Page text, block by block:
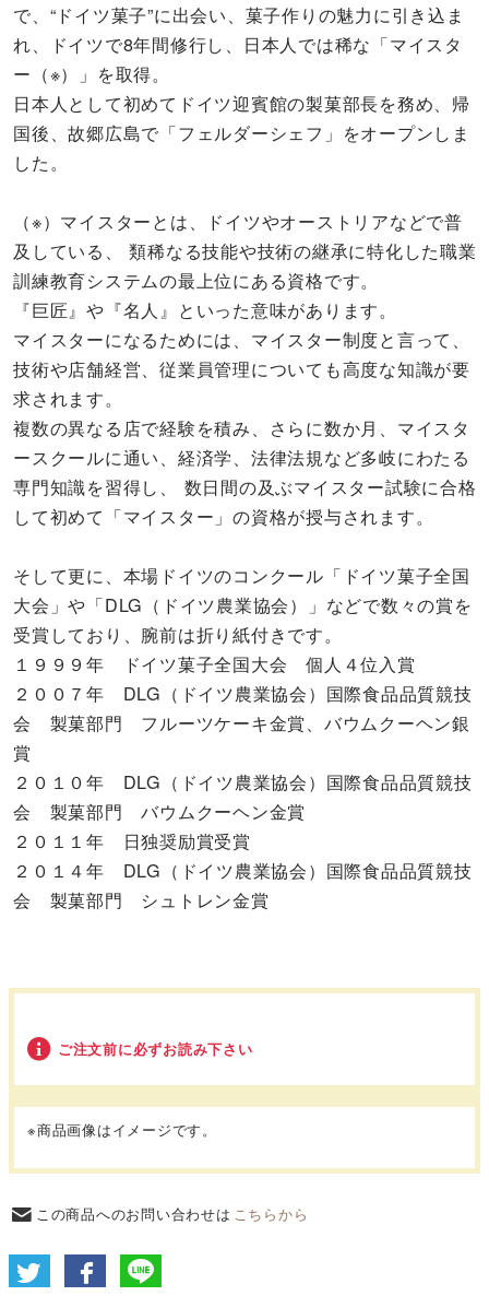
で、“ドイツ菓子”に出会い、菓子作りの魅力に引き込ま
れ、ドイツで8年間修行し、日本人では稀な「マイスタ
ー（※）」を取得。
日本人として初めてドイツ迎賓館の製菓部長を務め、帰
国後、故郷広島で「フェルダーシェフ」をオープンしま
した。
（※）マイスターとは、ドイツやオーストリアなどで普
及している、 類稀なる技能や技術の継承に特化した職業
訓練教育システムの最上位にある資格です。
『巨匠』や『名人』といった意味があります。
マイスターになるためには、マイスター制度と言って、
技術や店舗経営、従業員管理についても高度な知識が要
求されます。
複数の異なる店で経験を積み、さらに数か月、マイスタ
ースクールに通い、経済学、法律法規など多岐にわたる
専門知識を習得し、 数日間の及ぶマイスター試験に合格
して初めて「マイスター」の資格が授与されます。
そして更に、本場ドイツのコンクール「ドイツ菓子全国
大会」や「DLG（ドイツ農業協会）」などで数々の賞を
受賞しており、腕前は折り紙付きです。
１９９９年 ドイツ菓子全国大会 個人４位入賞
２００７年 DLG（ドイツ農業協会）国際食品品質競技
会 製菓部門 フルーツケーキ金賞、バウムクーヘン銀
賞
２０１０年 DLG（ドイツ農業協会）国際食品品質競技
会 製菓部門 バウムクーヘン金賞
２０１１年 日独奨励賞受賞
２０１４年 DLG（ドイツ農業協会）国際食品品質競技
会 製菓部門 シュトレン金賞
ご注文前に必ずお読み下さい
※商品画像はイメージです。
この商品へのお問い合わせは こちらから